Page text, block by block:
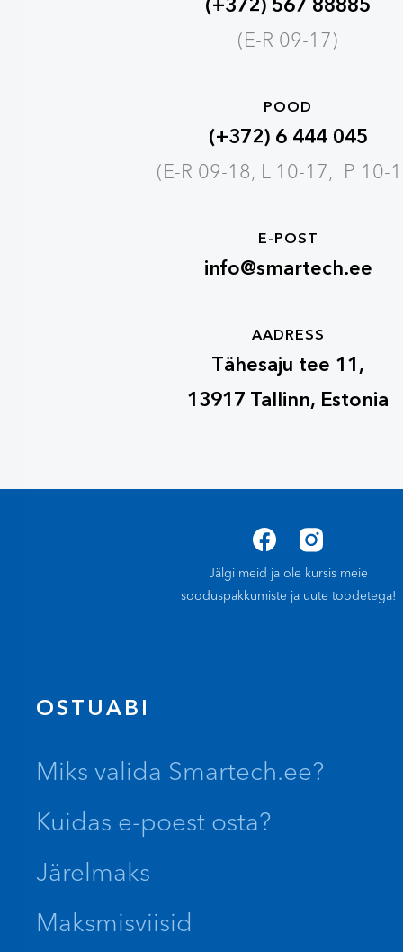
(+372) 567 88885
(E-R 09-17)
POOD
(+372) 6 444 045
(E-R 09-18, L 10-17, P 10-
E-POST
info@smartech.ee
AADRESS
Tähesaju tee 11,
13917 Tallinn, Estonia
Jälgi meid ja ole kursis meie
sooduspakkumiste ja uute toodetega!
OSTUABI
Miks valida Smartech.ee?
Kuidas e-poest osta?
Järelmaks
Maksmisviisid